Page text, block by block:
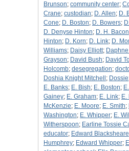
Brunson; community center;
Crane; custodian; D. Allen; D.
Cone; D. Boston; D. Bowers;
D. Denyse Hinton; D. H. Bacon
Hinton; D. Korn; D. Link; D.
Williams; Daisy Elliott;
Grayson; David Bush; David
Holcomb; desegregation;
Doshia Knight Mitchell ; Dossie
E. Banks; E. Bish; E. Boston;
Gainey; E. Graham; E. Link; E.
McKenzie; E. Moore; E. Smith;
Washington; E. Whipper; E.
Witherspoon; Earline Tossie
educator; Edward Blacksheare
Humphrey; Edward Whipper;